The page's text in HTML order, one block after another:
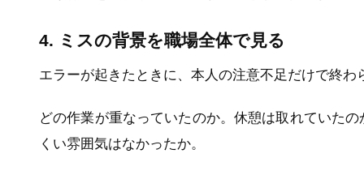
4. ミスの背景を職場全体で見る
エラーが起きたときに、本人の注意不足だけで終
どの作業が重なっていたのか。休憩は取れていた
くい雰囲気はなかったか。